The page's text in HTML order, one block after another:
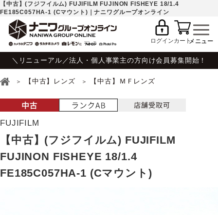
【中古】(フジフイルム) FUJIFILM FUJINON FISHEYE 18/1.4
FE185C057HA-1 (Cマウント)｜ナニワグループオンライン
ログインカート
＼リニューアル／法人・個人事業主の方向け会員募集開始！
【中古】レンズ 【中古】ＭＦレンズ
FUJIFILM
【中古】(フジフイルム) FUJIFILM
FUJINON FISHEYE 18/1.4
FE185C057HA-1 (Cマウント)